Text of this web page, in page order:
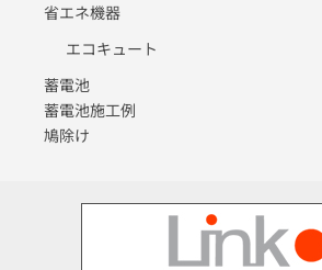
省エネ機器
エコキュート
蓄電池
蓄電池施工例
鳩除け